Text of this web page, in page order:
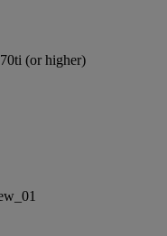
(or higher)